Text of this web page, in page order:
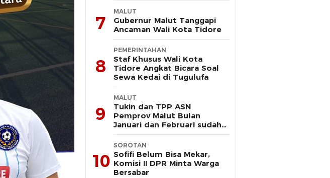
7
MALUT
Gubernur Malut Tanggapi
Ancaman Wali Kota Tidore
8
PEMERINTAHAN
Staf Khusus Wali Kota
Tidore Angkat Bicara Soal
Sewa Kedai di Tugulufa
9
MALUT
Tukin dan TPP ASN
Pemprov Malut Bulan
Januari dan Februari sudah
Diteken Gubernur
10
SOROTAN
Sofifi Belum Bisa Mekar,
Komisi II DPR Minta Warga
Bersabar